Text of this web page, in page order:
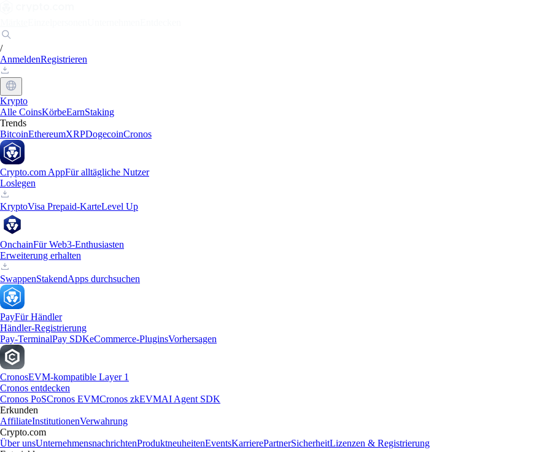
/
AnmeldenRegistrieren
Krypto
Alle CoinsKörbeEarnStaking
Trends
BitcoinEthereumXRPDogecoinCronos
Crypto.com AppFür alltägliche Nutzer
Loslegen
KryptoVisa Prepaid-KarteLevel Up
OnchainFür Web3-Enthusiasten
Erweiterung erhalten
SwappenStakendApps durchsuchen
PayFür Händler
Händler-Registrierung
Pay-TerminalPay SDKeCommerce-PluginsVorhersagen
CronosEVM-kompatible Layer 1
Cronos entdecken
Cronos PoSCronos EVMCronos zkEVMAI Agent SDK
Erkunden
AffiliateInstitutionenVerwahrung
Crypto.com
Über unsUnternehmensnachrichtenProduktneuheitenEventsKarrierePartnerSicherheitLizenzen & Registrierung